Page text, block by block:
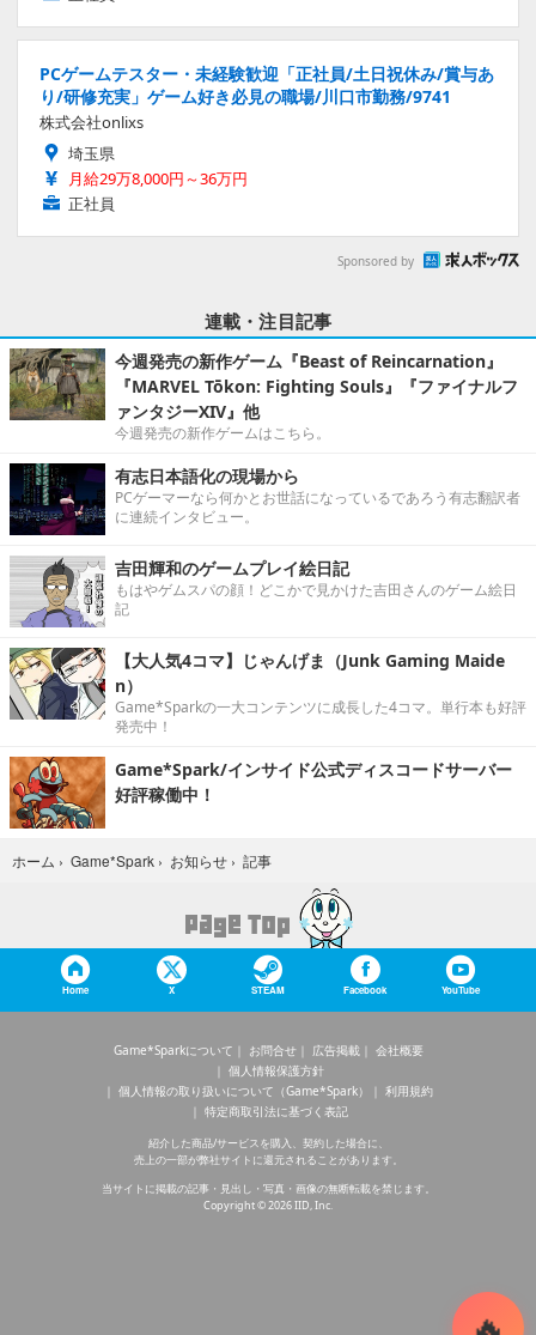
PCゲームテスター・未経験歓迎「正社員/土日祝休み/賞与あ
り/研修充実」ゲーム好き必見の職場/川口市勤務/9741
株式会社onlixs
埼玉県
月給29万8,000円～36万円
正社員
Sponsored by
連載・注目記事
今週発売の新作ゲーム『Beast of Reincarnation』
『MARVEL Tōkon: Fighting Souls』『ファイナルフ
ァンタジーXIV』他
今週発売の新作ゲームはこちら。
有志日本語化の現場から
PCゲーマーなら何かとお世話になっているであろう有志翻訳者
に連続インタビュー。
吉田輝和のゲームプレイ絵日記
もはやゲムスパの顔！どこかで見かけた吉田さんのゲーム絵日
記
【大人気4コマ】じゃんげま（Junk Gaming Maide
n）
Game*Sparkの一大コンテンツに成長した4コマ。単行本も好評
発売中！
Game*Spark/インサイド公式ディスコードサーバー
好評稼働中！
ホーム › Game*Spark › お知らせ › 記事
Home X STEAM Facebook YouTube
Game*Sparkについて お問合せ 広告掲載
会社概要
個人情報保護方針
個人情報の取り扱いについて（Game*Spark）
利用規約
特定商取引法に基づく表記
紹介した商品/サービスを購入、契約した場合に、
売上の一部が弊社サイトに還元されることがあります。
当サイトに掲載の記事・見出し・写真・画像の無断転載を禁じます。
Copyright © 2026 IID, Inc.